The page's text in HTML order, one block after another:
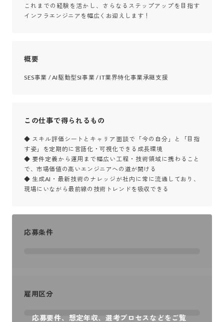
これまでの経験を活かし、さらなるステップアップを目指す
インフラエンジニアを幅広くお迎えします！
概要
SES事業 / AI駆動型SI事業 / IT業界特化事業承継支援
この仕事で得られるもの
◆ スキル評価シートとキャリア面談で「今の自分」と「目指
す姿」を定期的に言語化・可視化できる成長環境
◆ 要件定義から運用まで幅広い工程・技術領域に携わること
で、市場価値の高いエンジニアへの道が開ける
◆ 生成AI・最新技術のナレッジが社内に常に流通しており、
現場にいながら最前線の技術トレンドを吸収できる
応募要件、想定年収、選考プロセスなどをご覧
応募条件
雇用区分